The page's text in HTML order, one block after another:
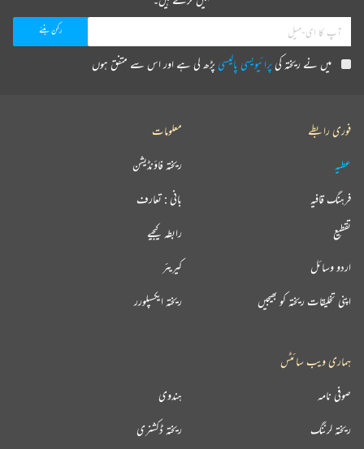
میں نے ریختہ کیپرائیویسی پالیسیپڑھ لی ہے اور اس سے متفق ہوں
فوری رابطے
عطیہ
فرہنگ قافیہ
تقطیع
اردو وسائل
اپنی تخلیقات ریختہ کو بھیجیں
معلومات
ریختہ فاؤنڈیشن
بانی : تعارف
رابطہ کیجیے
کیریئر
ریختہ ایکسپلورر
ہماری ویب سائٹس
ہندوی صوفی نامہ
ریختہ ڈکشنری ریختہ لرننگ